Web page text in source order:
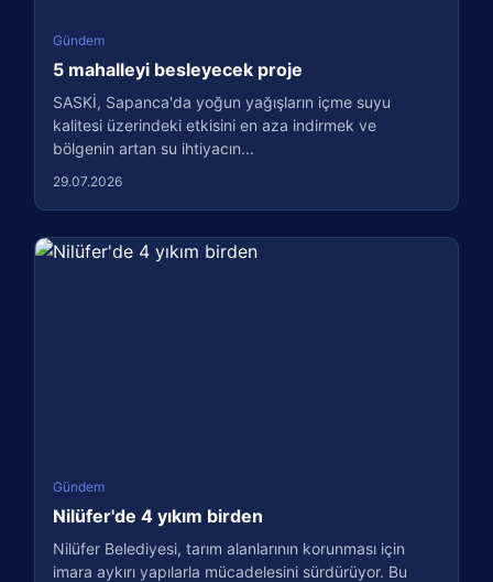
Gündem
5 mahalleyi besleyecek proje
SASKİ, Sapanca'da yoğun yağışların içme suyu
kalitesi üzerindeki etkisini en aza indirmek ve
bölgenin artan su ihtiyacın...
29.07.2026
Gündem
Nilüfer'de 4 yıkım birden
Nilüfer Belediyesi, tarım alanlarının korunması için
imara aykırı yapılarla mücadelesini sürdürüyor. Bu